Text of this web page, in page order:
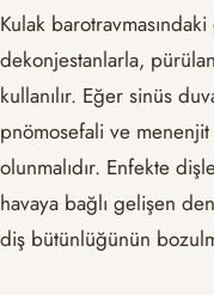
Kulak
dekonjestanlarla,
kullanılır. Eğer sinüs
pnömosefali ve menenjit
olunmalıdır. Enfekte
havaya bağlı gelişen
diş bütünlüğünün